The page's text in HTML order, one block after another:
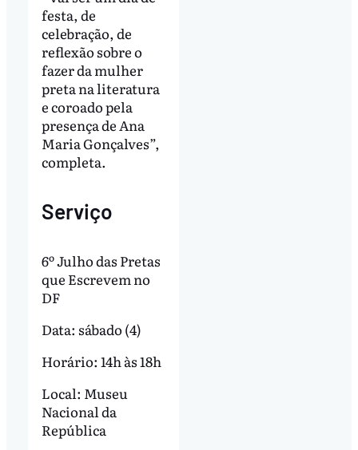
festa, de
celebração, de
reflexão sobre o
fazer da mulher
preta na literatura
e coroado pela
presença de Ana
Maria Gonçalves”,
completa.
Serviço
6º Julho das Pretas
que Escrevem no
DF
Data: sábado (4)
Horário: 14h às 18h
Local: Museu
Nacional da
República